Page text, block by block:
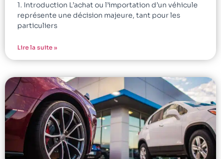
1. Introduction L’achat ou l’importation d’un véhicule
représente une décision majeure, tant pour les
particuliers
Lire la suite »